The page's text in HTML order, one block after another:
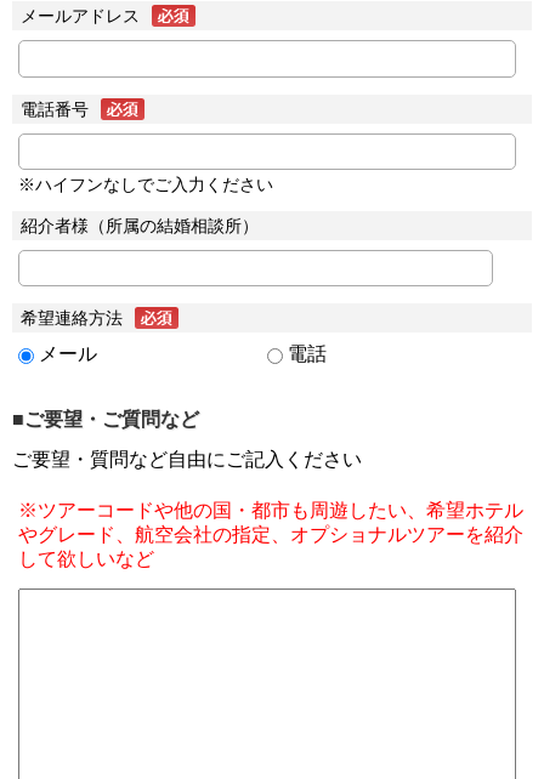
メールアドレス
電話番号
※ハイフンなしでご入力ください
紹介者様（所属の結婚相談所）
希望連絡方法
メール 電話
■ご要望・ご質問など
ご要望・質問など自由にご記入ください
※ツアーコードや他の国・都市も周遊したい、希望ホテル
やグレード、航空会社の指定、オプショナルツアーを紹介
して欲しいなど